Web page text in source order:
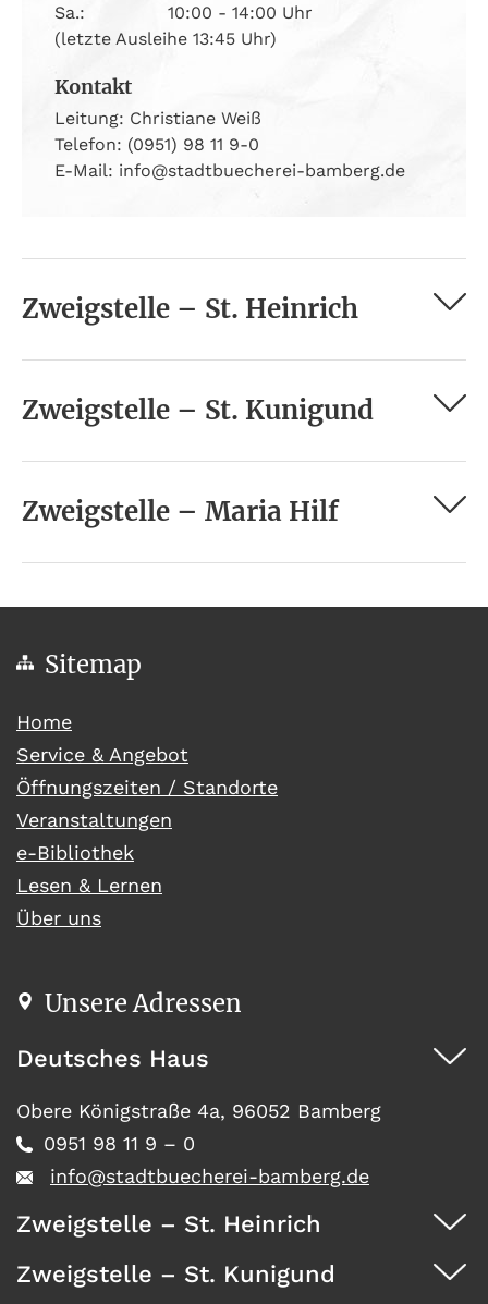
Sa.:
10:00 - 14:00 Uhr
(letzte Ausleihe 13:45 Uhr)
Kontakt
Leitung: Christiane Weiß
Telefon: (0951) 98 11 9-0
E-Mail: info@stadtbuecherei-bamberg.de
Zweigstelle – St. Heinrich
Zweigstelle – St. Kunigund
Zweigstelle – Maria Hilf
Sitemap
Home(current)
Service & Angebot
Öffnungszeiten / Standorte
Veranstaltungen
e-Bibliothek
Lesen & Lernen
Über uns
Unsere Adressen
Deutsches Haus
Obere Königstraße 4a, 96052 Bamberg
0951 98 11 9 – 0
info@stadtbuecherei-bamberg.de
Zweigstelle – St. Heinrich
Dürrwächterstr. 29, 96052 Bamberg
Zweigstelle – St. Kunigund